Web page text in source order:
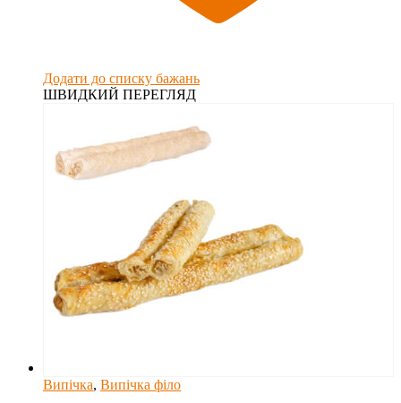
Додати до списку бажань
ШВИДКИЙ ПЕРЕГЛЯД
Випічка, Випічка філо